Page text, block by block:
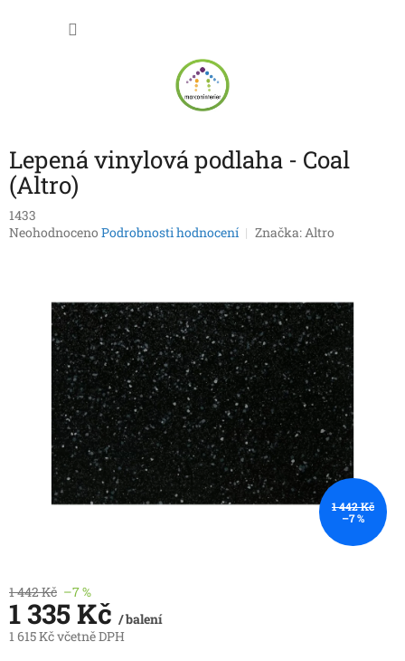
Lepená vinylová podlaha - Coal
(Altro)
1433
Průměrné
hvězdiček.
Neohodnoceno Podrobnosti hodnocení Značka:Altro
1 442 Kč
–7 %
1 442 Kč –7 %
1 335 Kč / balení
1 615 Kč včetně DPH